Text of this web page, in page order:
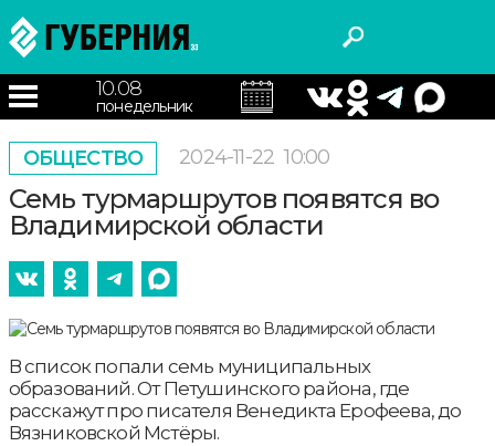
10.08
понедельник
ОБЩЕСТВО 2024-11-22 10:00
Семь турмаршрутов появятся во
Владимирской области
В список попали семь муниципальных
образований. От Петушинского района, где
расскажут про писателя Венедикта Ерофеева, до
Вязниковской Мстёры.